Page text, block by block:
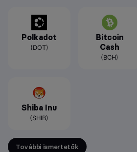
Polkadot
(DOT)
Bitcoin
Cash
(BCH)
Shiba Inu
(SHIB)
További ismertetők